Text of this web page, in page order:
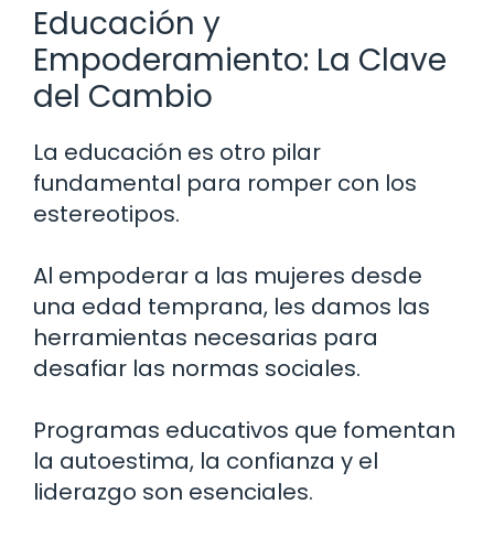
Educación y
Empoderamiento: La Clave
del Cambio
La educación es otro pilar
fundamental para romper con los
estereotipos.
Al empoderar a las mujeres desde
una edad temprana, les damos las
herramientas necesarias para
desafiar las normas sociales.
Programas educativos que fomentan
la autoestima, la confianza y el
liderazgo son esenciales.